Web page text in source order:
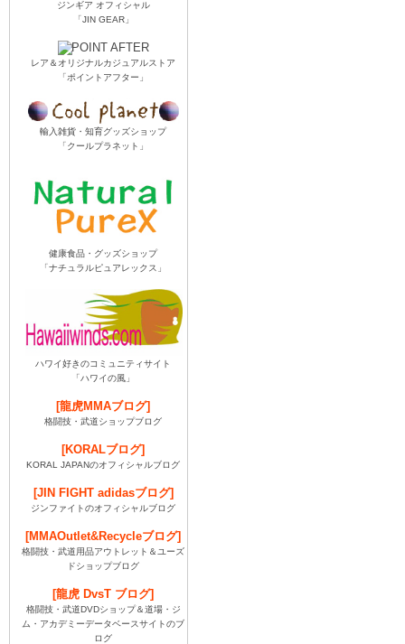
ジンギア オフィシャル
「JIN GEAR」
レア＆オリジナルカジュアルストア
「ポイントアフター」
輸入雑貨・知育グッズショップ
「クールプラネット」
健康食品・グッズショップ
「ナチュラルピュアレックス」
ハワイ好きのコミュニティサイト
「ハワイの風」
[龍虎MMAブログ]
格闘技・武道ショップブログ
[KORALブログ]
KORAL JAPANのオフィシャルブログ
[JIN FIGHT adidasブログ]
ジンファイトのオフィシャルブログ
[MMAOutlet&Recycleブログ]
格闘技・武道用品アウトレット＆ユーズ
ドショップブログ
[龍虎 DvsT ブログ]
格闘技・武道DVDショップ＆道場・ジ
ム・アカデミーデータベースサイトのブ
ログ